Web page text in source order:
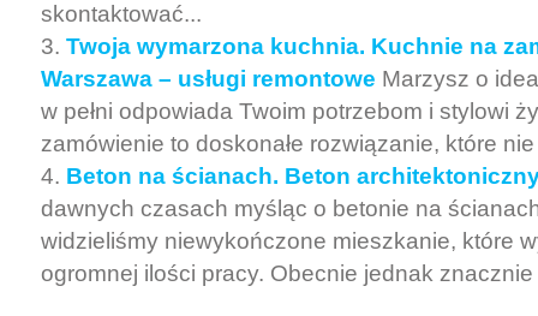
skontaktować...
Twoja wymarzona kuchnia. Kuchnie na
Warszawa – usługi remontowe Marzysz o
w pełni odpowiada Twoim potrzebom i stylowi
zamówienie to doskonałe rozwiązanie, które
Beton na ścianach. Beton
dawnych czasach myśląc o betonie na
widzieliśmy niewykończone mieszkanie, które
ogromnej ilości pracy. Obecnie jednak znacznie